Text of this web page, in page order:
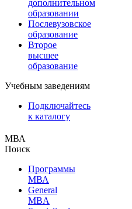
дополнительном
образовании
Послевузовское
образование
Второе
высшее
образование
Учебным заведениям
Подключайтесь
к каталогу
МВА
Поиск
Программы
МВА
General
MBA